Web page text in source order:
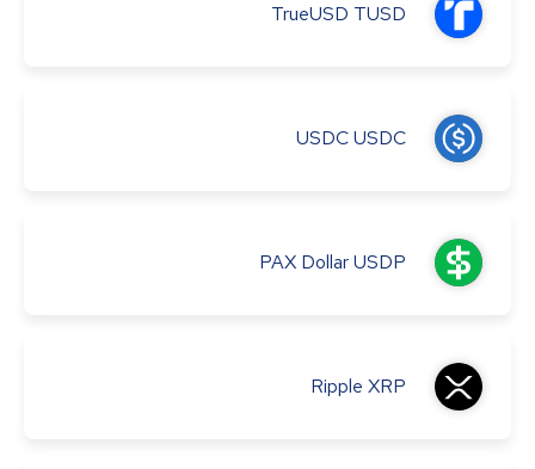
TrueUSD TUSD
USDCUSDC
PAX DollarUSDP
Ripple XRP